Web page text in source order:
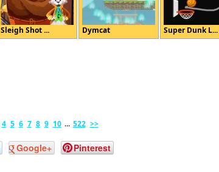
Sleigh Shot ... Dymcat Super Dunk L...
4 5 6 7 8 9 10 ... 522 >>
Google+ Pinterest